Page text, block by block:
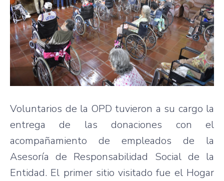
Voluntarios de la OPD tuvieron a su cargo la
entrega de las donaciones con el
acompañamiento de empleados de la
Asesoría de Responsabilidad Social de la
Entidad. El primer sitio visitado fue el Hogar